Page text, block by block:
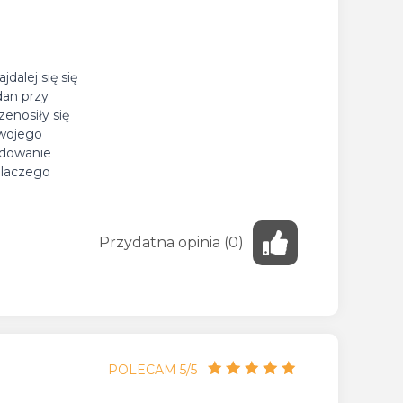
się się
przy
się
Przydatna opinia (0)
POLECAM 5/5